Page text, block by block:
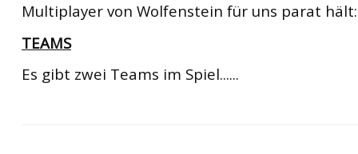
Multiplayer von Wolfenstein für uns parat hält:
TEAMS
Es gibt zwei Teams im Spiel......